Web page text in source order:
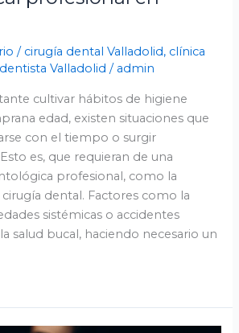
/ cirugía dental Valladolid, clínica
dentista Valladolid / admin
cultivar hábitos de higiene
edad, existen situaciones que
con el tiempo o surgir
es, que requieran de una
profesional, como la
dental. Factores como la
sistémicas o accidentes
salud bucal, haciendo necesario un